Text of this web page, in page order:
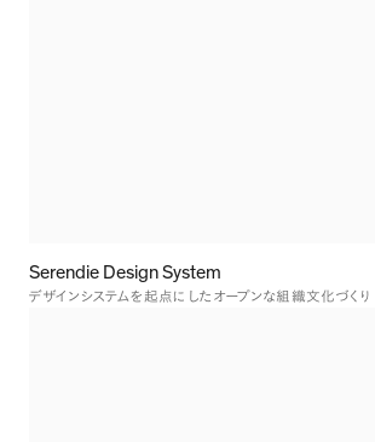
Serendie Design System
デザインシステムを起点にしたオープンな組織文化づくり